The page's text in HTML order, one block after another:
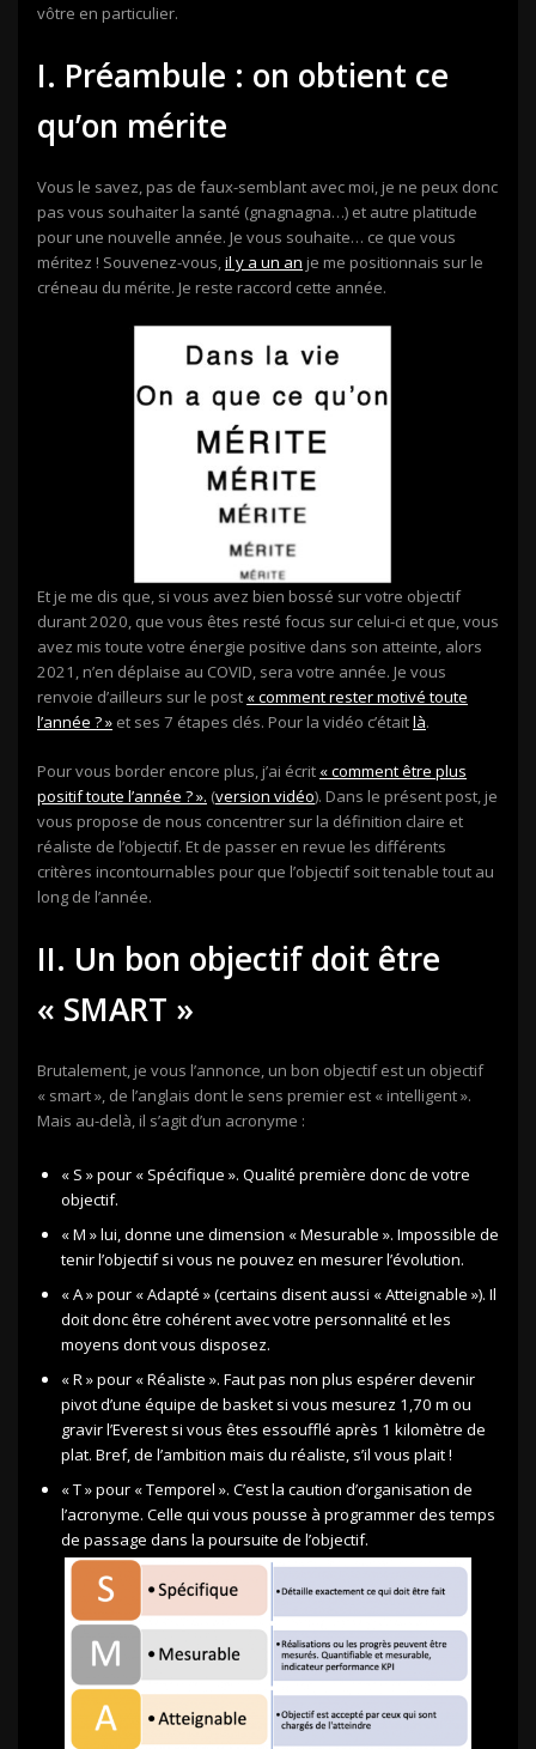
vôtre en particulier.
I. Préambule : on obtient ce
qu’on mérite
Vous le savez, pas de faux-semblant avec moi, je ne peux donc
pas vous souhaiter la santé (gnagnagna…) et autre platitude
pour une nouvelle année. Je vous souhaite… ce que vous
méritez ! Souvenez-vous,il y a un an je me positionnais sur le
créneau du mérite. Je reste raccord cette année.
Et je me dis que, si vous avez bien bossé sur votre objectif
durant 2020, que vous êtes resté focus sur celui-ci et que, vous
avez mis toute votre énergie positive dans son atteinte, alors
2021, n’en déplaise au COVID, sera votre année. Je vous
renvoie d’ailleurs sur le post « comment rester motivé toute
l’année ? » et ses 7 étapes clés. Pour la vidéo c’étaitlà.
Pour vous border encore plus, j’ai écrit « comment être plus
positif toute l’année ? ». (version vidéo). Dans le présent post, je
vous propose de nous concentrer sur la définition claire et
réaliste de l’objectif. Et de passer en revue les différents
critères incontournables pour que l’objectif soit tenable tout au
long de l’année.
II. Un bon objectif doit être
« SMART »
Brutalement, je vous l’annonce, un bon objectif est un objectif
« smart », de l’anglais dont le sens premier est « intelligent ».
Mais au-delà, il s’agit d’un acronyme :
« S » pour « Spécifique ». Qualité première donc de votre
objectif.
« M » lui, donne une dimension « Mesurable ». Impossible de
tenir l’objectif si vous ne pouvez en mesurer l’évolution.
« A » pour « Adapté » (certains disent aussi « Atteignable »). Il
doit donc être cohérent avec votre personnalité et les
moyens dont vous disposez.
« R » pour « Réaliste ». Faut pas non plus espérer devenir
pivot d’une équipe de basket si vous mesurez 1,70 m ou
gravir l’Everest si vous êtes essoufflé après 1 kilomètre de
plat. Bref, de l’ambition mais du réaliste, s’il vous plait !
« T » pour « Temporel ». C’est la caution d’organisation de
l’acronyme. Celle qui vous pousse à programmer des temps
de passage dans la poursuite de l’objectif.